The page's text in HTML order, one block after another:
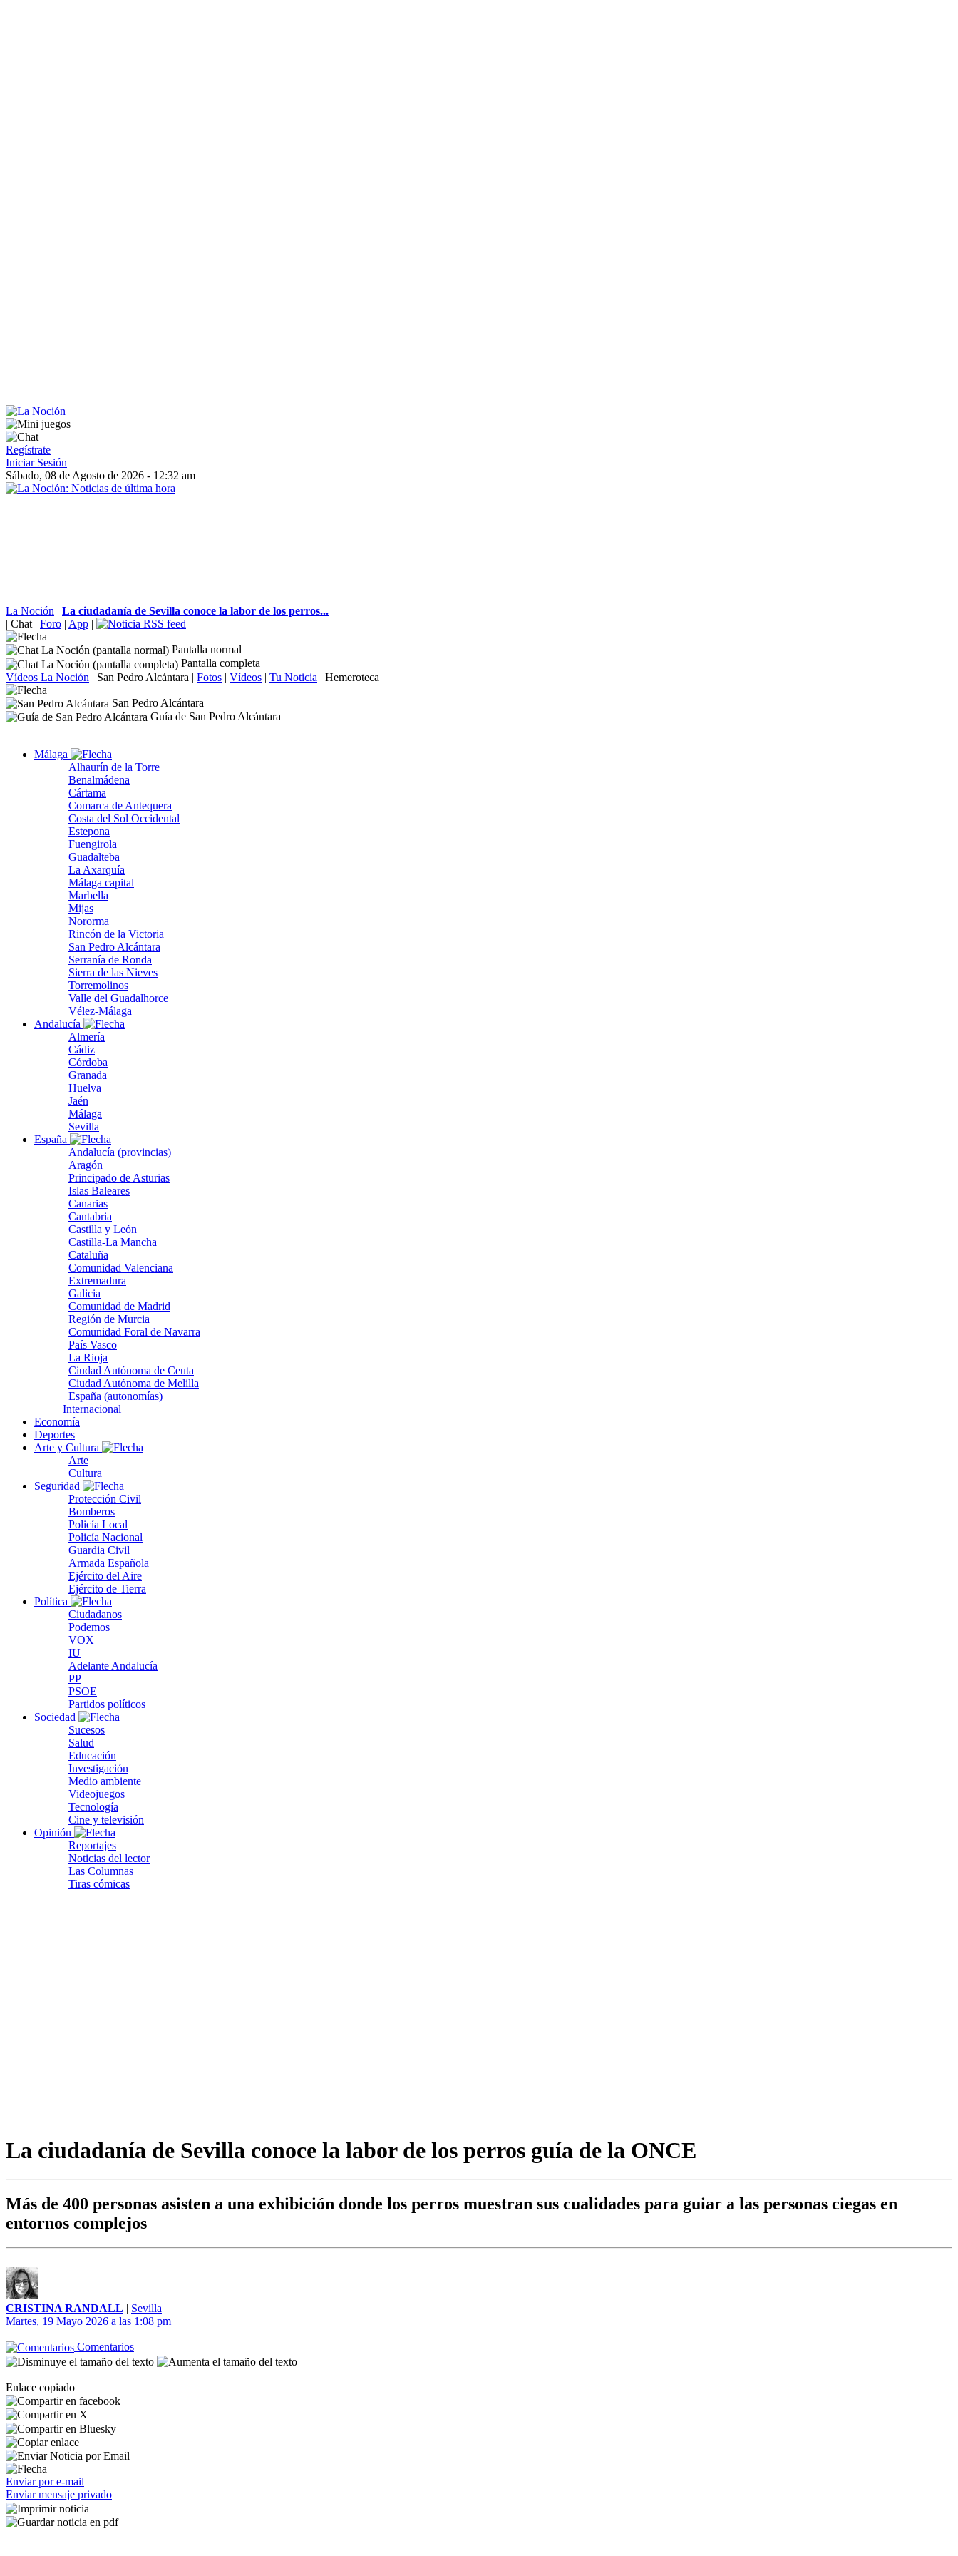
Regístrate
Iniciar Sesión
Sábado, 08 de Agosto de 2026 - 12:32 am
La Noción | La ciudadanía de Sevilla conoce la labor de los perros...
| Chat | Foro | App |
Pantalla normal
Pantalla completa
Vídeos La Noción | San Pedro Alcántara | Fotos | Vídeos | Tu Noticia | Hemeroteca
San Pedro Alcántara
Guía de San Pedro Alcántara
Málaga
Alhaurín de la Torre
Benalmádena
Cártama
Comarca de Antequera
Costa del Sol Occidental
Estepona
Fuengirola
Guadalteba
La Axarquía
Málaga capital
Marbella
Mijas
Nororma
Rincón de la Victoria
San Pedro Alcántara
Serranía de Ronda
Sierra de las Nieves
Torremolinos
Valle del Guadalhorce
Vélez-Málaga
Andalucía
Almería
Cádiz
Córdoba
Granada
Huelva
Jaén
Málaga
Sevilla
España
Andalucía (provincias)
Aragón
Principado de Asturias
Islas Baleares
Canarias
Cantabria
Castilla y León
Castilla-La Mancha
Cataluña
Comunidad Valenciana
Extremadura
Galicia
Comunidad de Madrid
Región de Murcia
Comunidad Foral de Navarra
País Vasco
La Rioja
Ciudad Autónoma de Ceuta
Ciudad Autónoma de Melilla
España (autonomías)
Internacional
Economía
Deportes
Arte y Cultura
Arte
Cultura
Seguridad
Protección Civil
Bomberos
Policía Local
Policía Nacional
Guardia Civil
Armada Española
Ejército del Aire
Ejército de Tierra
Política
Ciudadanos
Podemos
VOX
IU
Adelante Andalucía
PP
PSOE
Partidos políticos
Sociedad
Sucesos
Salud
Educación
Investigación
Medio ambiente
Videojuegos
Tecnología
Cine y televisión
Opinión
Reportajes
Noticias del lector
Las Columnas
Tiras cómicas
La ciudadanía de Sevilla conoce la labor de los perros guía de la ONCE
Más de 400 personas asisten a una exhibición donde los perros muestran sus cualidades para guiar a las personas ciegas en
entornos complejos
CRISTINA RANDALL | Sevilla
Martes, 19 Mayo 2026 a las 1:08 pm
Comentarios
Enlace copiado
Enviar por e-mail
Enviar mensaje privado